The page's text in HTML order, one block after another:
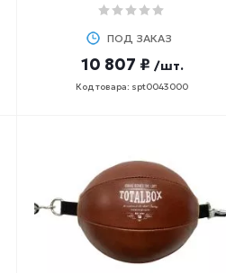
ПОД ЗАКАЗ
10 807 ₽ /шт.
Код товара: spt0043000